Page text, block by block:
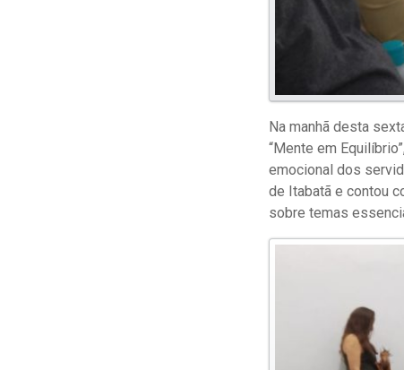
Na manhã desta
“Mente em
emocional dos
de Itabatã e contou
sobre temas